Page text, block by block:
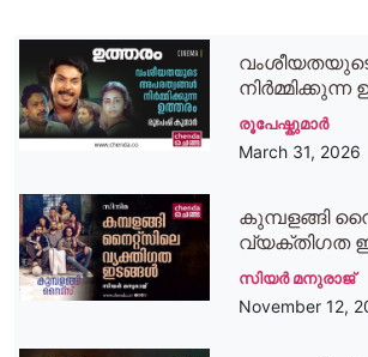
നിര്‍മ്മിക്കുന്ന
രൂപേഷ്കുമാര്‍
March 31, 2026
കുമ്പളങ്ങി
വ്യക്തിഗത
സിയര്‍ മനുരാജ്
November 12,